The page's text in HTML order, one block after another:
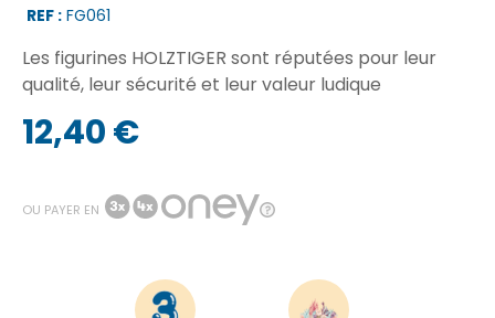
REF : FG061
Les figurines HOLZTIGER sont réputées pour leur
qualité, leur sécurité et leur valeur ludique
12,40 €
OU PAYER EN